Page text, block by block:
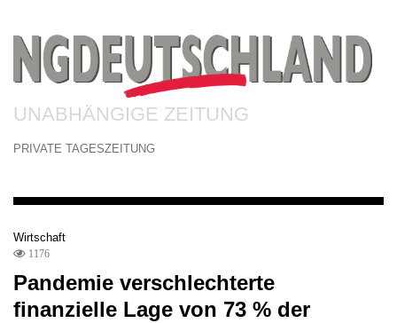
UNABHÄNGIGE ZEITUNG
PRIVATE TAGESZEITUNG
Wirtschaft
1176
Pandemie verschlechterte
finanzielle Lage von 73 % der